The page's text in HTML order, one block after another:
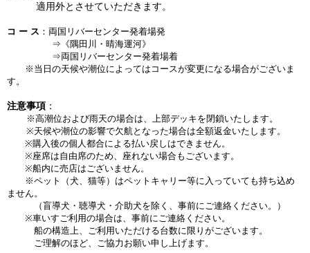
適用外とさせていただきます。
コ ー ス ：両国リバーセンター発着場発
⇒《隅田川・晴海運河》
⇒両国リバーセンター発着場着
※当日の天候や潮位によってはコースが変更になる場合がございま
す。
注意事項 ：
※高潮位および雨天の場合は、上部デッキを閉鎖いたします。
※天候や潮位の影響で欠航となった場合は全額返金いたします。
※購入後の個人都合による払い戻しはできません。
※座席は自由席のため、座れない場合もございます。
※船内に売店はございません。
※ペット（犬、猫等）はペットキャリー等に入っていても持ち込め
ません。
（盲導犬・聴導犬・介助犬を除く、事前にご連絡ください。）
※車いすご利用の場合は、事前にご連絡ください。
船の構造上、ご利用いただける台数に限りがございます。
ご理解のほど、ご協力お願い申し上げます。